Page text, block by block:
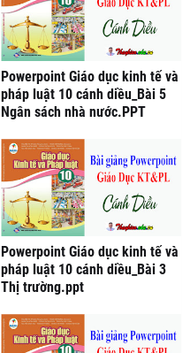
Powerpoint Giáo dục kinh tế và
pháp luật 10 cánh diều_Bài 5
Ngân sách nhà nước.PPT
Powerpoint Giáo dục kinh tế và
pháp luật 10 cánh diều_Bài 3
Thị trường.ppt